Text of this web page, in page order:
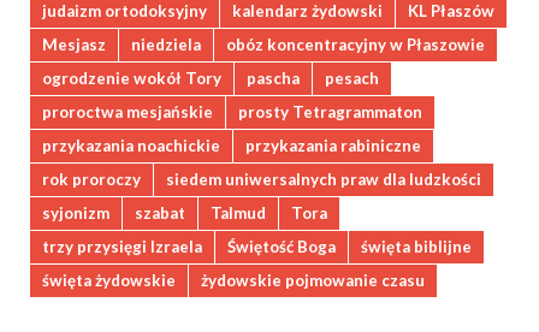
judaizm ortodoksyjny
kalendarz żydowski
KL Płaszów
Mesjasz
niedziela
obóz koncentracyjny w Płaszowie
ogrodzenie wokół Tory
pascha
pesach
proroctwa mesjańskie
prosty Tetragrammaton
przykazania noachickie
przykazania rabiniczne
rok proroczy
siedem uniwersalnych praw dla ludzkości
syjonizm
szabat Talmud
Tora
trzy przysięgi Izraela
Świętość Boga
święta biblijne
święta żydowskie
żydowskie pojmowanie czasu